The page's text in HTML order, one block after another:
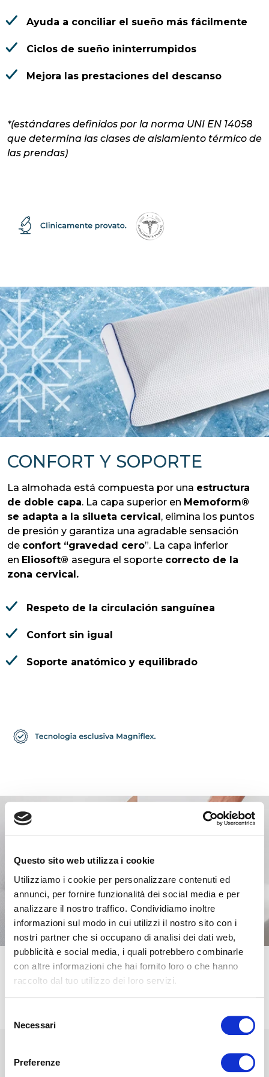
Questo sito web utilizza i cookie
Utilizziamo i cookie per personalizzare contenuti ed
annunci, per fornire funzionalità dei social media e per
analizzare il nostro traffico. Condividiamo inoltre
informazioni sul modo in cui utilizzi il nostro sito con i
nostri partner che si occupano di analisi dei dati web,
pubblicità e social media, i quali potrebbero combinarle
con altre informazioni che hai fornito loro o che hanno
raccolto dal tuo utilizzo dei loro servizi.
delNecessari
Preferenze
Ayuda a conciliar el sueño más fácilmente
Ciclos de sueño ininterrumpidos
Mejora las prestaciones del descanso
*(estándares definidos por la norma UNI EN 14058
que determina las clases de aislamiento térmico de
las prendas)
CONFORT Y SOPORTE
La almohada está compuesta por una estructura
de doble capa. La capa superior en Memoform®
se adapta a la silueta cervical, elimina los puntos
de presión y garantiza una agradable sensación
de confort “gravedad cero”. La capa inferior
en Eliosoft® asegura el soporte correcto de la
zona cervical.
Respeto de la circulación sanguínea
Confort sin igual
Soporte anatómico y equilibrado
ESTRUCTURA MATERIALES
A